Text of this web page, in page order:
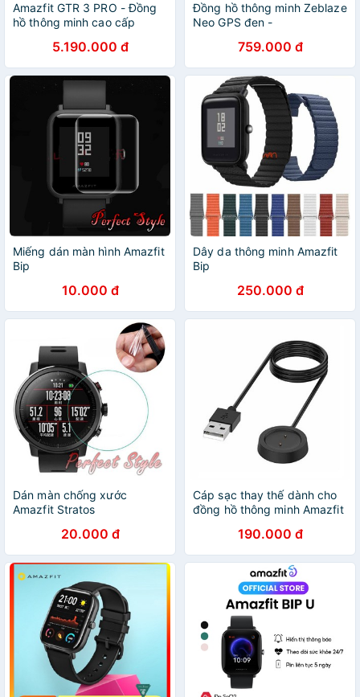
Amazfit GTR 3 PRO - Đồng
hồ thông minh cao cấp
5.190.000 đ
Đồng hồ thông minh Zeblaze
Neo GPS đen -
759.000 đ
Miếng dán màn hình Amazfit
Bip
10.000 đ
Dây da thông minh Amazfit
Bip
250.000 đ
Dán màn chống xước
Amazfit Stratos
20.000 đ
Cáp sạc thay thế dành cho
đồng hồ thông minh Amazfit
190.000 đ